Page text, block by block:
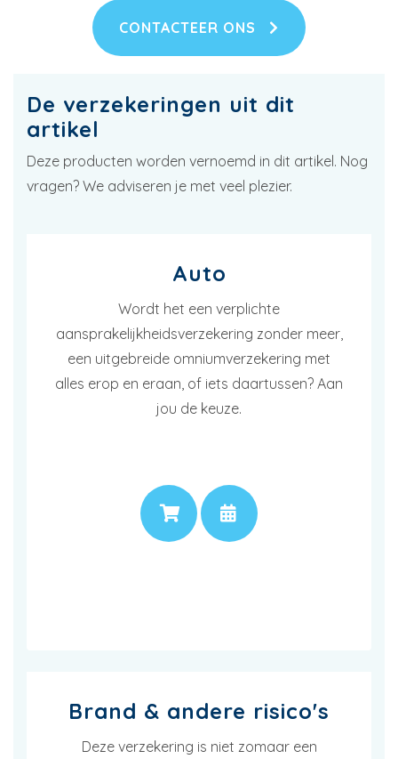
CONTACTEER ONS
De verzekeringen uit dit
artikel
Deze producten worden vernoemd in dit artikel. Nog
vragen? We adviseren je met veel plezier.
Auto
Wordt het een verplichte
aansprakelijkheidsverzekering zonder meer,
een uitgebreide omniumverzekering met
alles erop en eraan, of iets daartussen? Aan
jou de keuze.
PRIJS
Brand & andere risico's
Deze verzekering is niet zomaar een